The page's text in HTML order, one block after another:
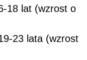
18 lat (wzrost o
23 lata (wzrost